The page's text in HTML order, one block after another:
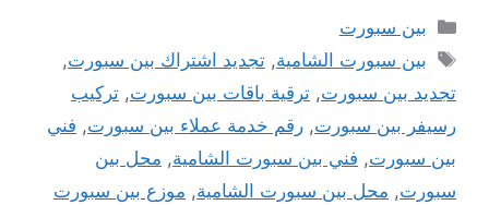
التصنيفات
بين سبورت
الوسوم
بين سبورت الشامية,تجديد اشتراك بين سبورت,
تجديد بين سبورت, ترقية باقات بين سبورت, تركيب
رسيفر بين سبورت, رقم خدمة عملاء بين سبورت, فني
بين سبورت, فني بين سبورت الشامية, محل بين
سبورت, محل بين سبورت الشامية, موزع بين سبورت